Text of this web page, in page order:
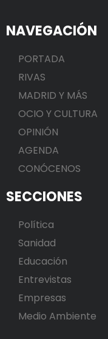
NAVEGACIÓN
PORTADA
RIVAS
MADRID Y MÁS
OCIO Y CULTURA
OPINIÓN
AGENDA
CONÓCENOS
SECCIONES
Política
Sanidad
Educación
Entrevistas
Empresas
Medio Ambiente